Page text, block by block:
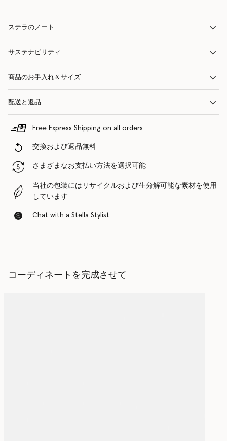
ステラのノート
サステナビリティ
商品のお手入れ＆サイズ
配送と返品
Free Express Shipping on all orders
交換および返品無料
さまざまなお支払い方法を選択可能
当社の包装にはリサイクルおよび生分解可能な素材を使用
しています
Chat with a Stella Stylist
コーディネートを完成させて